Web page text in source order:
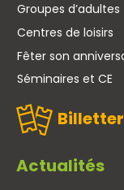
Groupes d’adultes
Centres de loisirs
Fêter son
Séminaires et CE
Actualités